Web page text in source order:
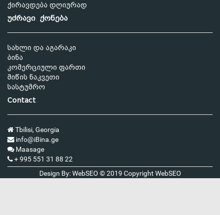
ქირავდება დღიურად
უძრავი ქონება
სახლი და აგარაკი
ბინა
კომერციული ფართი
მიწის ნაკვეთი
სასტუმრო
Contact
Tbilisi, Georgia
info@iBina.ge
Maasage
+ 995 551 31 88 22
Design By: WebSEO © 2019 Copyright WebSEO